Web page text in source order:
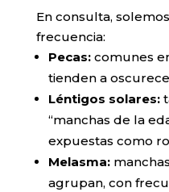
En consulta,
frecuencia:
Pecas:comunes
tienden a
Léntigos solares:
“manchas de la
expuestas como
Melasma:
agrupan, con